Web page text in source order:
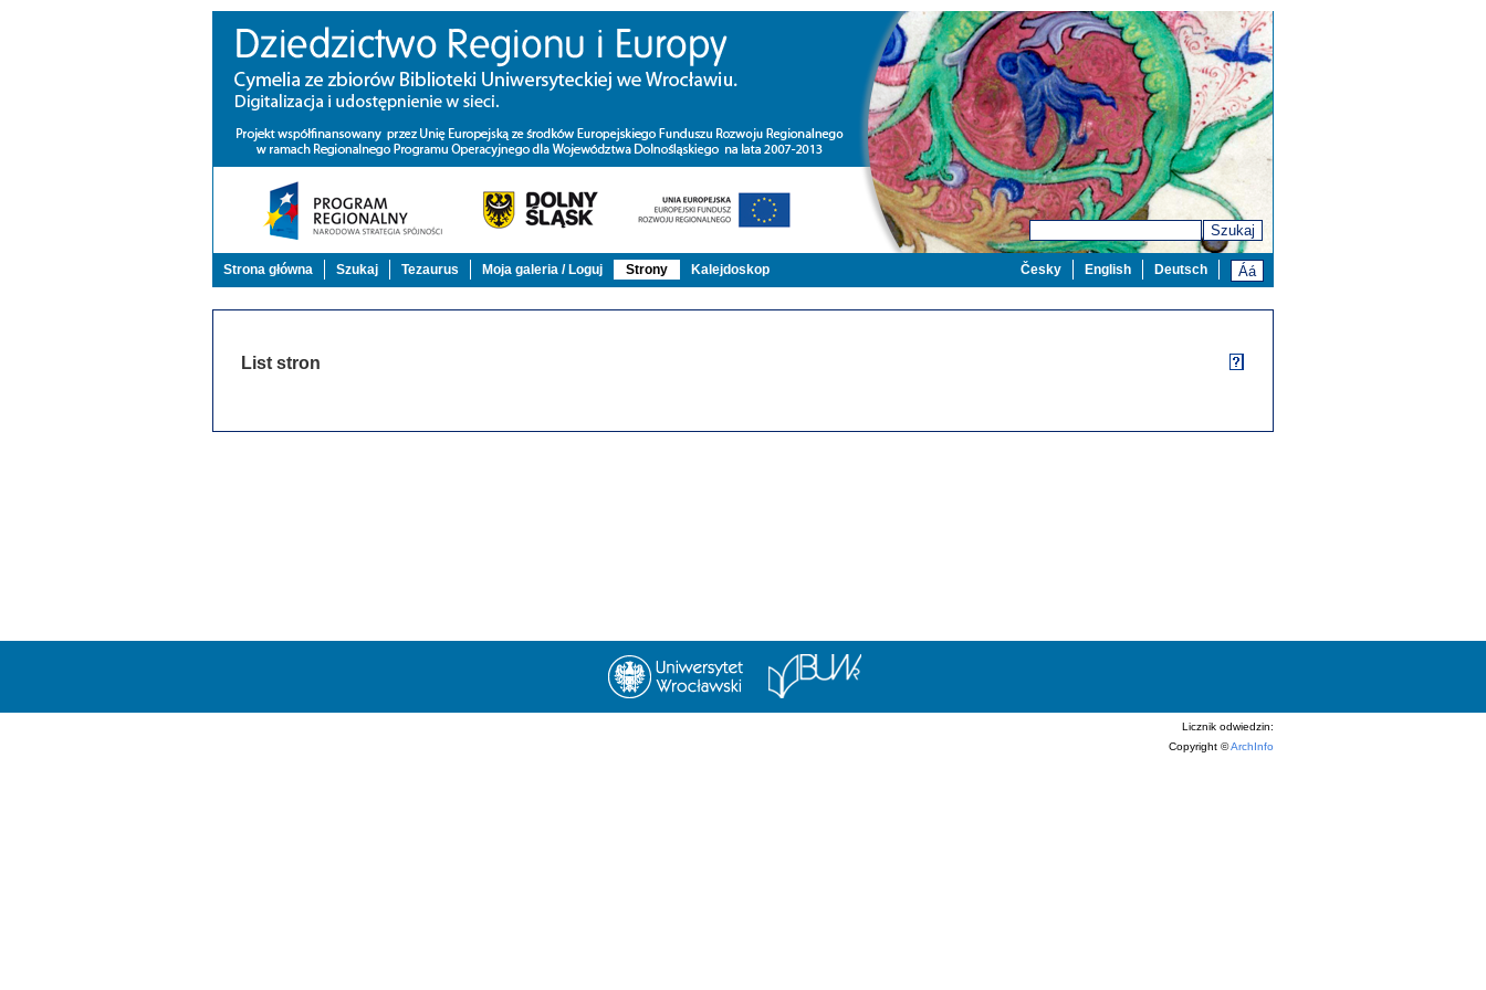
Szukaj
Strona główna Szukaj Tezaurus Moja galeria / Loguj Strony Kalejdoskop Deutsch
English
Česky
List stron
Licznik odwiedzin:
Copyright ©ArchInfo